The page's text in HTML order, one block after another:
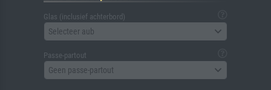
Glas (inclusief achterbord)
Selecteer aub
Passe-partout
Geen passe-partout